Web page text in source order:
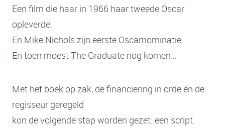
Een film die haar in 1966 haar tweede Oscar
opleverde.
En Mike Nichols zijn eerste Oscarnominatie.
En toen moest The Graduate nog komen...
Met het boek op zak, de financiering in orde én de
regisseur geregeld
kon de volgende stap worden gezet: een script.